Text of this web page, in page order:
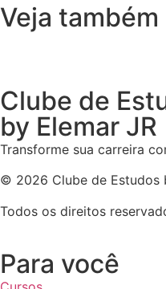
Veja também
Clube de
by Elemar JR
Transforme sua carreira
© 2026 Clube de Estudos
Todos os direitos
Para você